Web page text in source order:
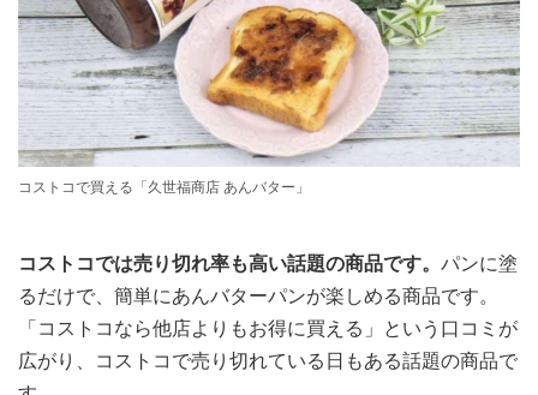
コストコで買える「久世福商店 あんバター」
コストコでは売り切れ率も高い話題の商品です。 パンに塗
るだけで、簡単にあんバターパンが楽しめる商品です。
「コストコなら他店よりもお得に買える」という口コミが
広がり、コストコで売り切れている日もある話題の商品で